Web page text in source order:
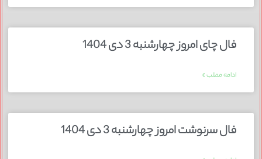
فال چای امروز چهارشنبه 3 دی 1404
ادامه مطلب »
فال سرنوشت امروز چهارشنبه 3 دی 1404